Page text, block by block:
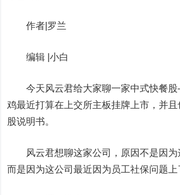
作者|罗兰
编辑 |小白
今天风云君给大家聊一家中式快餐
鸡最近打算在上交所主板挂牌上市，并
股说明书。
风云君想聊这家公司，原因不是因为
而是因为这公司最近因为员工社保问题上